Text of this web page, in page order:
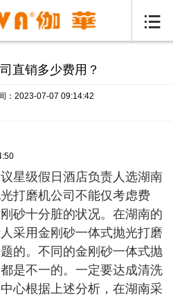

直销多少费用？
：2023-07-07 09:14:42
星级假日酒店负责人选湖南
打磨机公司不能仅考虑费
砂十分脏的状况。在湖南的
采用金刚砂一体式抛光打磨
的。不同的金刚砂一体式抛
是不一的。一定要达成清洗
心根据上述分析，在湖南采